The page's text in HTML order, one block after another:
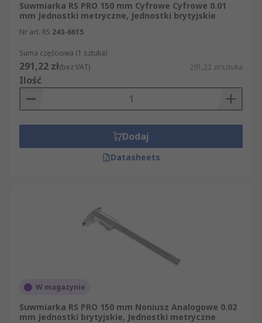
Suwmiarka RS PRO 150 mm Cyfrowe Cyfrowe 0.01
mm Jednostki metryczne, Jednostki brytyjskie
Nr art. RS 243-6615
Suma częściowa (1 sztuka)
291,22 zł(bez VAT) 291,22 zł/sztuka
Ilość
Dodaj
Datasheets
W magazynie
Suwmiarka RS PRO 150 mm Noniusz Analogowe 0.02
mm Jednostki brytyjskie, Jednostki metryczne